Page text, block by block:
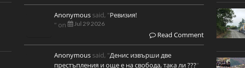
Anonymous said, "Ревизия!
" on
Jul 29 2026
Read Comment
Anonymous said, "Денис извърши две
престъпления и още е на свобода, така ли ???"